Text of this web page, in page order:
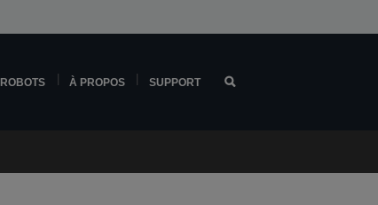
ROBOTS À PROPOS SUPPORT